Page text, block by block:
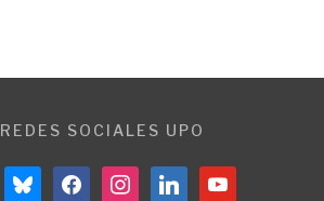
REDES SOCIALES UPO
blueskyfacebookinstagramlinkedin youtube